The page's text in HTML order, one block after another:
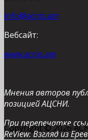
info@acnis.am
Вебсайт:
www.acnis.am
Мнения авторов
позицией АЦСНИ.
При перепечатке
ReView: Взгляд из
Copyright © 2026